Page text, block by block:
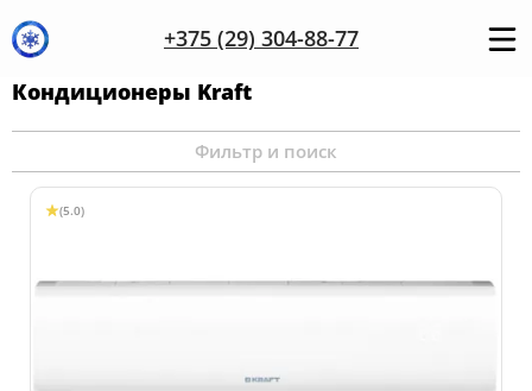
+375 (29) 304-88-77
Кондиционеры Kraft
Фильтр и поиск
(5.0)